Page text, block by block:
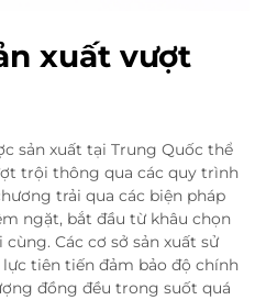
xuất vượt
sản xuất tại Trung Quốc thể
trội thông qua các quy trình
trải qua các biện pháp
ngặt, bắt đầu từ khâu chọn
Các cơ sở sản xuất sử
tiên tiến đảm bảo độ chính
đồng đều trong suốt quá